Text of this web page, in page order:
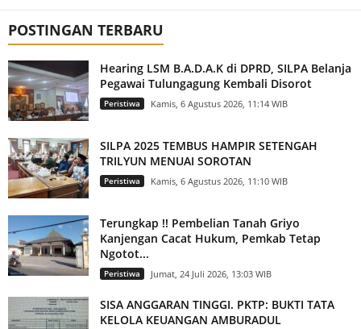
POSTINGAN TERBARU
Hearing LSM B.A.D.A.K di DPRD, SILPA Belanja
Pegawai Tulungagung Kembali Disorot
Peristiwa Kamis, 6 Agustus 2026, 11:14 WIB
SILPA 2025 TEMBUS HAMPIR SETENGAH
TRILYUN MENUAI SOROTAN
Peristiwa Kamis, 6 Agustus 2026, 11:10 WIB
Terungkap !! Pembelian Tanah Griyo
Kanjengan Cacat Hukum, Pemkab Tetap
Ngotot...
Peristiwa Jumat, 24 Juli 2026, 13:03 WIB
SISA ANGGARAN TINGGI. PKTP: BUKTI TATA
KELOLA KEUANGAN AMBURADUL